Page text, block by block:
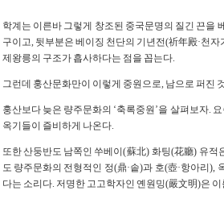
학계는 이른바 그렇게 창조된 중국문명의 질긴 끈을
구이고, 뒷부분은 베이징 천단의 기년전(祈年殿·천
제왕릉의 구조가 흡사하다는 점을 꼽는다.
그런데 훙산문화만이 이렇게 중원으로, 남으로 퍼진
훙산보다 늦은 량주문화의 ‘축록중원’을 살펴보자.
옥기들이 즐비하게 나온다.
또한 산둥반도 남쪽인 쑤베이(蘇北) 화팅(花廳) 유
도 량주문화의 전형적인 정(鼎·솥)과 호(壺·항아리),
다는 소리다. 저명한 고고학자인 옌원밍(嚴文明)은